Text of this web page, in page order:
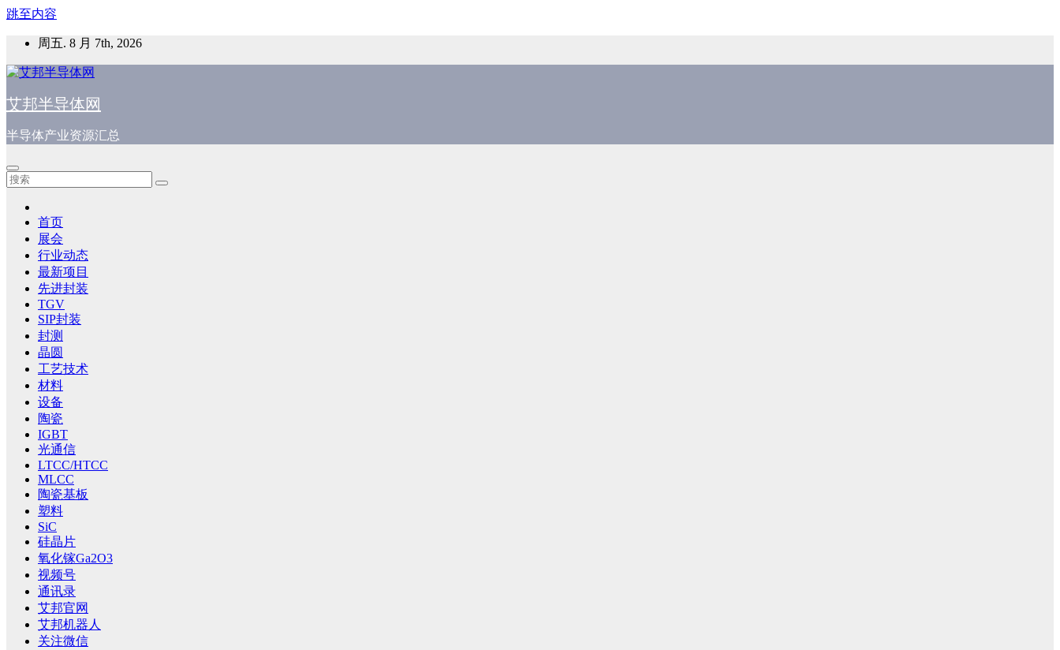
跳至内容
周五. 8 月 7th, 2026
艾邦半导体网
半导体产业资源汇总
首页
展会
行业动态
最新项目
先进封装
TGV
SIP封装
封测
晶圆
工艺技术
材料
设备
陶瓷
IGBT
光通信
LTCC/HTCC
MLCC
陶瓷基板
塑料
SiC
硅晶片
氧化镓Ga2O3
视频号
通讯录
艾邦官网
艾邦机器人
关注微信